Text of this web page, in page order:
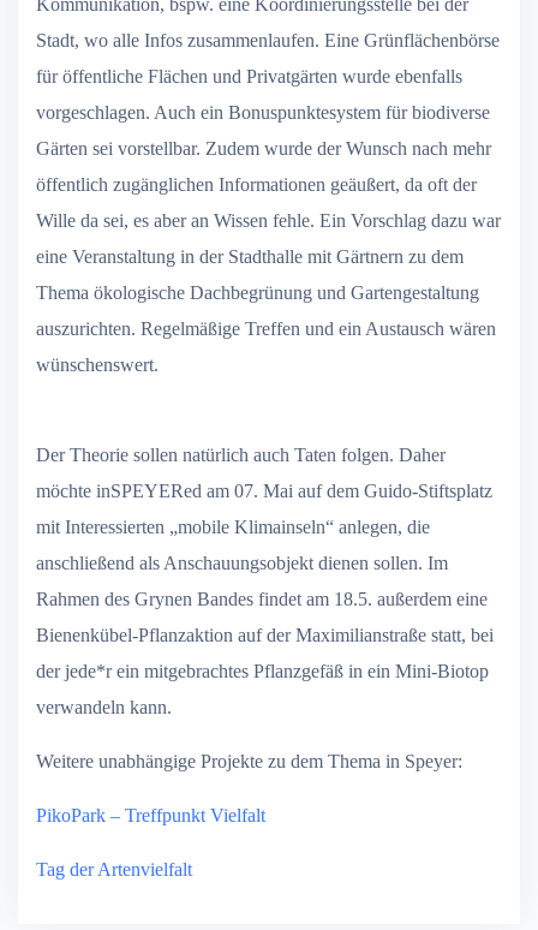
Kommunikation, bspw. eine Koordinierungsstelle bei der
Stadt, wo alle Infos zusammenlaufen. Eine Grünflächenbörse
für öffentliche Flächen und Privatgärten wurde ebenfalls
vorgeschlagen. Auch ein Bonuspunktesystem für biodiverse
Gärten sei vorstellbar. Zudem wurde der Wunsch nach mehr
öffentlich zugänglichen Informationen geäußert, da oft der
Wille da sei, es aber an Wissen fehle. Ein Vorschlag dazu war
eine Veranstaltung in der Stadthalle mit Gärtnern zu dem
Thema ökologische Dachbegrünung und Gartengestaltung
auszurichten. Regelmäßige Treffen und ein Austausch wären
wünschenswert.
Der Theorie sollen natürlich auch Taten folgen. Daher
möchte inSPEYERed am 07. Mai auf dem Guido-Stiftsplatz
mit Interessierten „mobile Klimainseln“ anlegen, die
anschließend als Anschauungsobjekt dienen sollen. Im
Rahmen des Grynen Bandes findet am 18.5. außerdem eine
Bienenkübel-Pflanzaktion auf der Maximilianstraße statt, bei
der jede*r ein mitgebrachtes Pflanzgefäß in ein Mini-Biotop
verwandeln kann.
Weitere unabhängige Projekte zu dem Thema in Speyer:
PikoPark – Treffpunkt Vielfalt
Tag der Artenvielfalt